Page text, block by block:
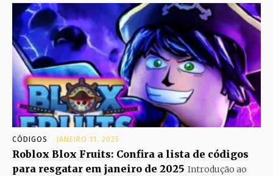
CÓDIGOS JANEIRO 11, 2025
Roblox Blox Fruits: Confira a lista de códigos
para resgatar em janeiro de 2025 Introdução ao